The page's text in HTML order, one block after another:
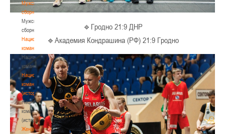
Мужские
сборные
Мужские
сборные
Национальная
команда
Национальная
команда
Национальная
команда
(история)
Национальная
команда
(история)
Женские
🔹Гродно 21:9 ДНР
🔹Академия Кондрашина (РФ) 21:9 Гродно